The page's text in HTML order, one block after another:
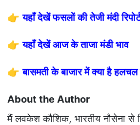
👉यहाँ देखें फसलों की तेजी मंदी
👉यहाँ देखें आज के ताजा मंडी भाव
👉बासमती के बाजार में क्या है
About the Author
मैं लवकेश कौशिक, भारतीय नौसेना से